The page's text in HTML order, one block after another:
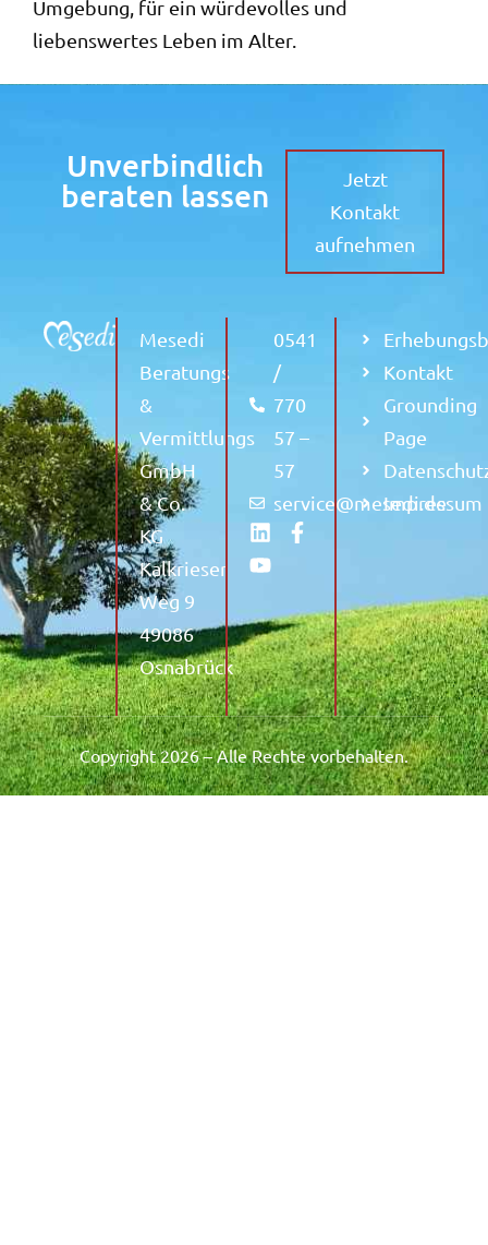
Umgebung, für ein würdevolles und
liebenswertes Leben im Alter.
Unverbindlich
beraten lassen
Jetzt
Kontakt
aufnehmen
Mesedi
Beratungs
&
Vermittlungs
GmbH
& Co.
KG
Kalkrieser
Weg 9
49086
Osnabrück
0541
/
770
57 –
57
service@mesedi.de
Kontakt
Grounding
Page
Impressum
Copyright 2026 – Alle Rechte vorbehalten.